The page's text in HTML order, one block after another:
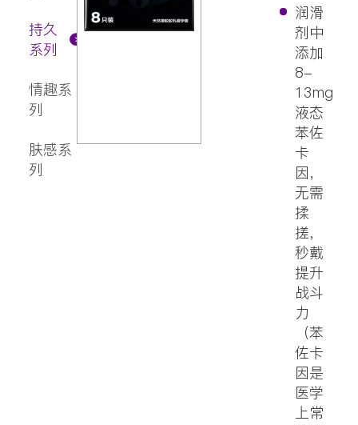
持久
系列
情趣系
列
肤感系
列
润滑
剂中
添加
8-
13mg
液态
苯佐
卡
因，
无需
揉
搓，
秒戴
提升
战斗
力
（苯
佐卡
因是
医学
上常